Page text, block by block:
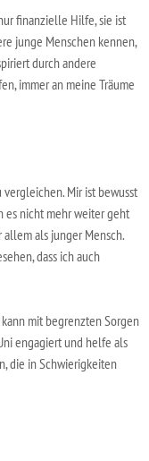
finanzielle Hilfe, sie ist
junge Menschen kennen,
durch andere
immer an meine Träume
Mir ist bewusst
es nicht mehr weiter geht
als junger Mensch.
dass ich auch
mit begrenzten Sorgen
engagiert und helfe als
die in Schwierigkeiten